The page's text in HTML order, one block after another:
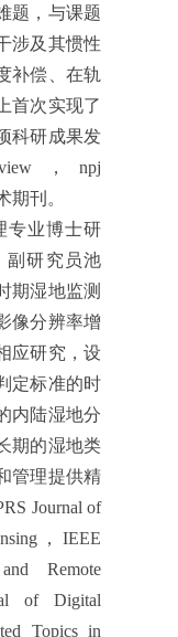
题，与课题
涉及其惯性
补偿、在轨
首次实现了
科研成果发
，npj
期刊。
专业博士研
副研究员池
期湿地监测
像分辨率增
应研究，设
定标准的时
内陆湿地分
期的湿地类
管理提供精
Journal of
，IEEE
Remote
of Digital
Topics in